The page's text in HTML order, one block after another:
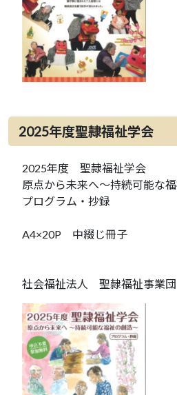
2025年度聖隷福祉学会
2025年度 聖隷福祉学会
原点から未来へ～持続可能な
プログラム・抄録
A4×20P 中綴じ冊子
社会福祉法人 聖隷福祉事業団